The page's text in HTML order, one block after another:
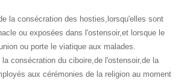
la consécration des hosties,lorsqu'elles sont
ou exposées dans l'ostensoir,et lorsque le
ou porte le viatique aux malades.
la consécration du ciboire,de l'ostensoir,de la
aux cérémonies de la religion au moment